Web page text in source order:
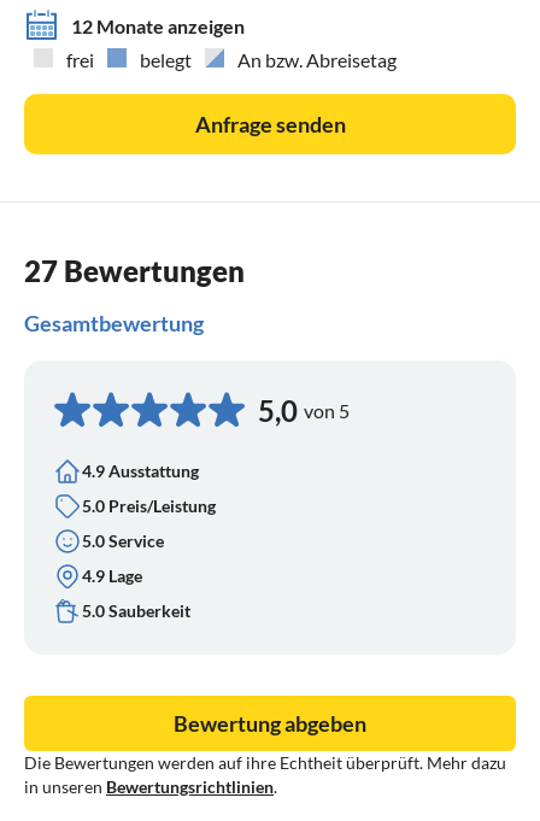
12 Monate anzeigen
frei
belegt An bzw. Abreisetag
Anfrage senden
27 Bewertungen
Gesamtbewertung
5,0 von 5
4.9 Ausstattung
5.0 Preis/Leistung
5.0 Service
4.9 Lage
5.0 Sauberkeit
Die Bewertungen werden auf ihre Echtheit überprüft. Mehr dazu
in unseren Bewertungsrichtlinien.
Bewertung abgeben